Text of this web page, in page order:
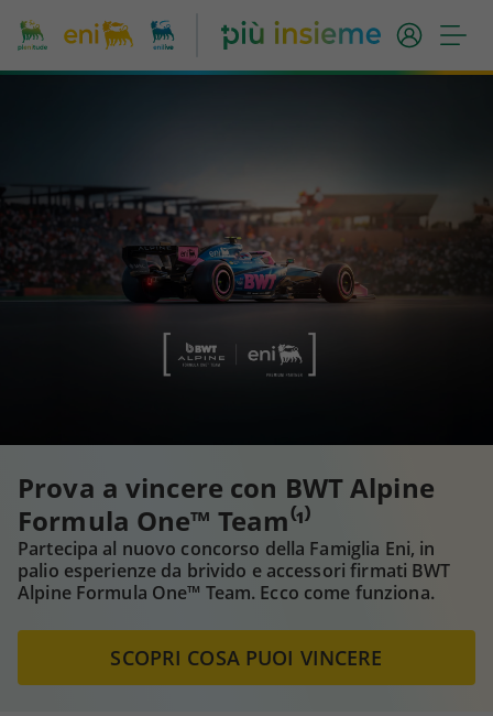
Prova a vincere con BWT Alpine
Formula One™ Team⁽¹⁾
Partecipa al nuovo concorso della Famiglia Eni, in
palio esperienze da brivido e accessori firmati BWT
Alpine Formula One™ Team. Ecco come funziona.
SCOPRI COSA PUOI VINCERE